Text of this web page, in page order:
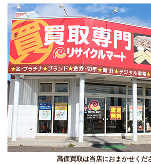
高価買取は当店におまかせくだ